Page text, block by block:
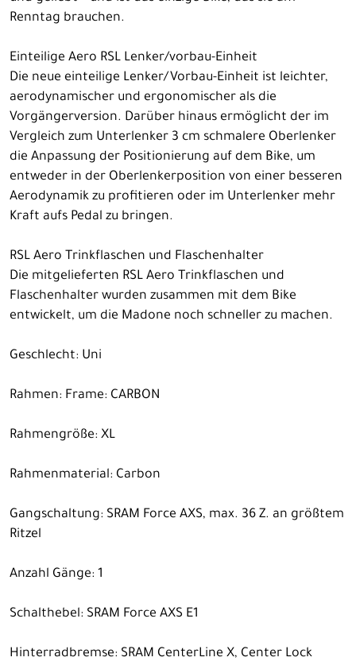
Renntag brauchen.
Einteilige Aero RSL Lenker/vorbau-Einheit
Die neue einteilige Lenker/Vorbau-Einheit ist leichter,
aerodynamischer und ergonomischer als die
Vorgängerversion. Darüber hinaus ermöglicht der im
Vergleich zum Unterlenker 3 cm schmalere Oberlenker
die Anpassung der Positionierung auf dem Bike, um
entweder in der Oberlenkerposition von einer besseren
Aerodynamik zu profitieren oder im Unterlenker mehr
Kraft aufs Pedal zu bringen.
RSL Aero Trinkflaschen und Flaschenhalter
Die mitgelieferten RSL Aero Trinkflaschen und
Flaschenhalter wurden zusammen mit dem Bike
entwickelt, um die Madone noch schneller zu machen.
Geschlecht: Uni
Rahmen: Frame: CARBON
Rahmengröße: XL
Rahmenmaterial: Carbon
Gangschaltung: SRAM Force AXS, max. 36 Z. an größtem
Ritzel
Anzahl Gänge: 1
Schalthebel: SRAM Force AXS E1
Hinterradbremse: SRAM CenterLine X, Center Lock